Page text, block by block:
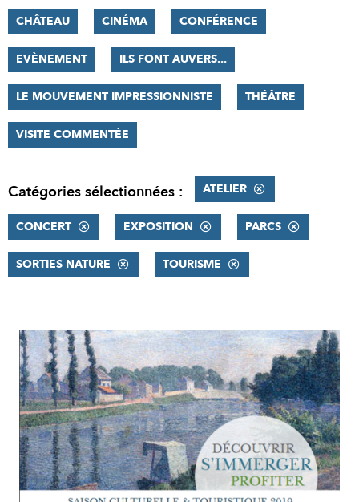
CHÂTEAU CINÉMA CONFÉRENCE
EVÈNEMENT ILS FONT AUVERS...
LE MOUVEMENT IMPRESSIONNISTE THÉÂTRE
VISITE COMMENTÉE
Catégories sélectionnées : ATELIER
CONCERT EXPOSITION PARCS
SORTIES NATURE TOURISME
RÉSULTATS